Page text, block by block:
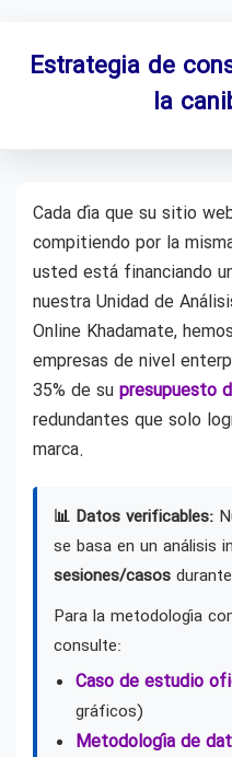
Estrategia de
la
Cada día que su sitio
compitiendo por la
usted está financiando
nuestra Unidad de
Online Khadamate,
empresas de nivel
35% de su presupuesto
redundantes que solo
marca.
📊 Datos verificables:
se basa en un análisis
sesiones/casos durante
Para la metodología
consulte:
Caso de estudio
gráficos)
Metodología de